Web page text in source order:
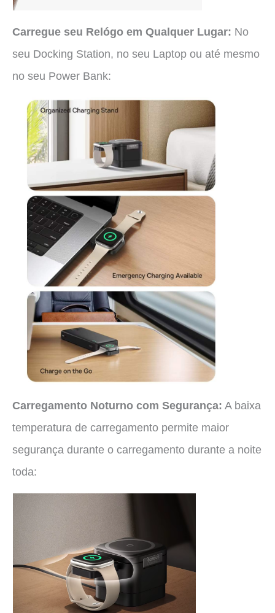
Carregue seu Relógo em Qualquer Lugar: No
seu Docking Station, no seu Laptop ou até mesmo
no seu Power Bank:
Carregamento Noturno com Segurança: A baixa
temperatura de carregamento permite maior
segurança durante o carregamento durante a noite
toda: